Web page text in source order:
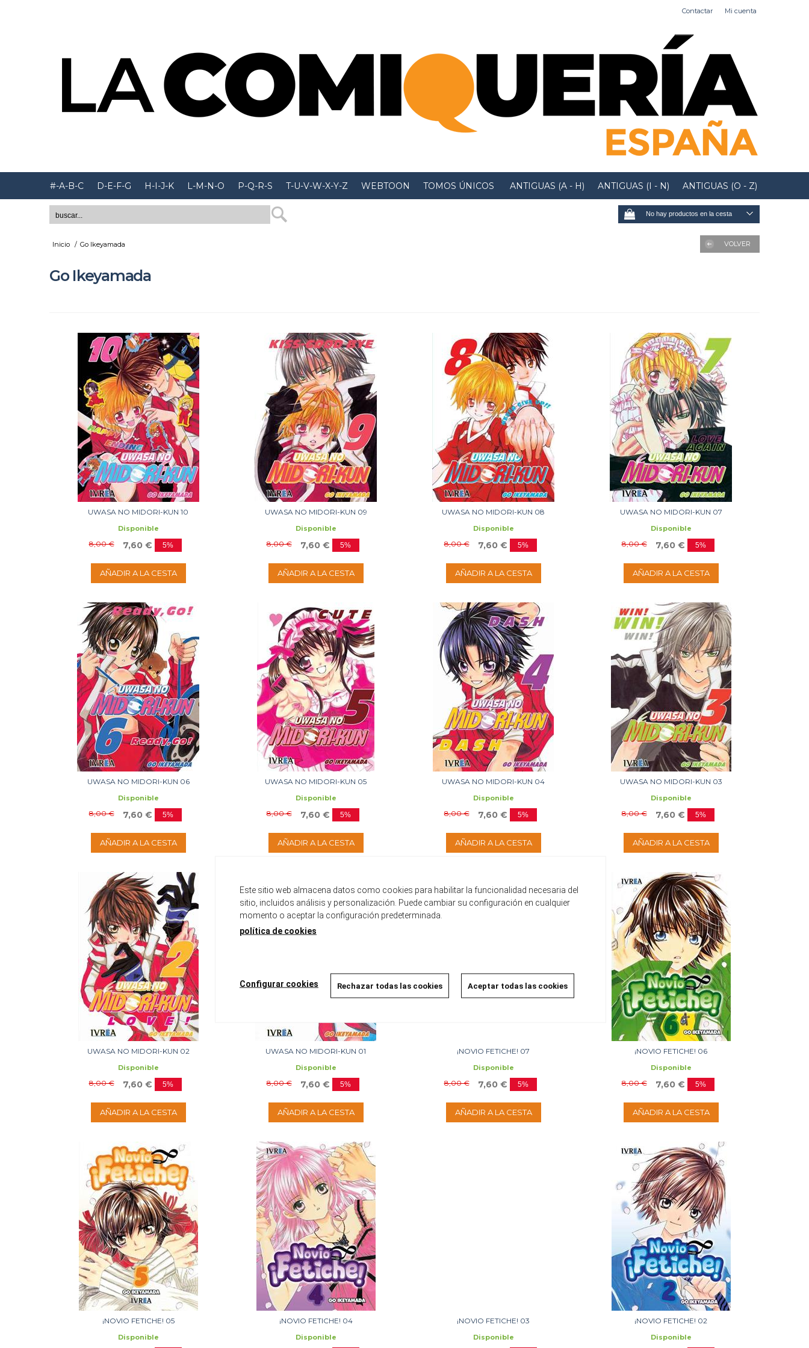
Contactar Mi cuenta
#-A-B-C D-E-F-G H-I-J-K L-M-N-O P-Q-R-S T-U-V-W-X-Y-Z WEBTOON TOMOS ÚNICOS ANTIGUAS (A - H) ANTIGUAS (I - N) ANTIGUAS (O - Z)
No hay productos en la cesta
Inicio / Go Ikeyamada VOLVER
Go Ikeyamada
UWASA NO MIDORI-KUN 10
Disponible
8,00 € 7,60 € 5%
AÑADIR A LA CESTA
UWASA NO MIDORI-KUN 09
Disponible
8,00 € 7,60 € 5%
AÑADIR A LA CESTA
UWASA NO MIDORI-KUN 08
Disponible
8,00 € 7,60 € 5%
AÑADIR A LA CESTA
UWASA NO MIDORI-KUN 07
Disponible
8,00 € 7,60 € 5%
AÑADIR A LA CESTA
UWASA NO MIDORI-KUN 06
Disponible
8,00 € 7,60 € 5%
AÑADIR A LA CESTA
UWASA NO MIDORI-KUN 05
Disponible
8,00 € 7,60 € 5%
AÑADIR A LA CESTA
UWASA NO MIDORI-KUN 04
Disponible
8,00 € 7,60 € 5%
AÑADIR A LA CESTA
UWASA NO MIDORI-KUN 03
Disponible
8,00 € 7,60 € 5%
AÑADIR A LA CESTA
UWASA NO MIDORI-KUN 02
Disponible
8,00 € 7,60 € 5%
AÑADIR A LA CESTA
UWASA NO MIDORI-KUN 01
Disponible
8,00 € 7,60 € 5%
AÑADIR A LA CESTA
¡NOVIO FETICHE! 07
Disponible
8,00 € 7,60 € 5%
AÑADIR A LA CESTA
¡NOVIO FETICHE! 06
Disponible
8,00 € 7,60 € 5%
AÑADIR A LA CESTA
¡NOVIO FETICHE! 05
Disponible
¡NOVIO FETICHE! 04
Disponible
¡NOVIO FETICHE! 03
Disponible
¡NOVIO FETICHE! 02
Disponible
Este sitio web almacena datos como cookies para habilitar la funcionalidad necesaria del
sitio, incluidos análisis y personalización. Puede cambiar su configuración en cualquier
momento o aceptar la configuración predeterminada.
política de cookies
Configurar cookies Rechazar todas las cookies Aceptar todas las cookies